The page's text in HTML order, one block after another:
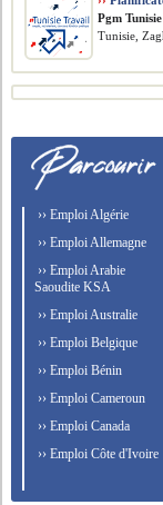
Pgm Tunisie
Tunisie,
›› Emploi Algérie
›› Emploi Allemagne
›› Emploi Arabie
Saoudite KSA
›› Emploi Australie
›› Emploi Belgique
›› Emploi Bénin
›› Emploi Cameroun
›› Emploi Canada
›› Emploi Côte d'Ivoire